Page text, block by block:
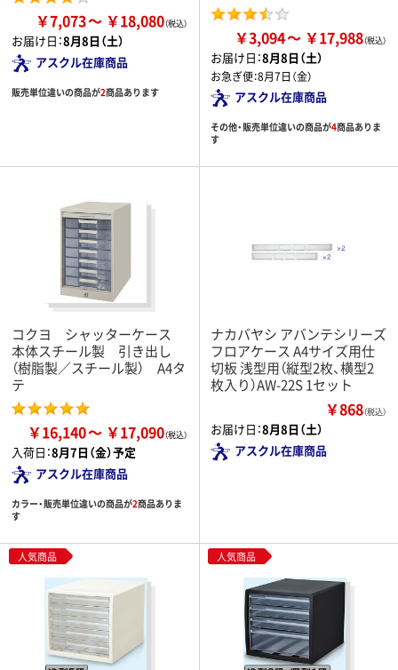
￥7,073 ￥18,080
お届け日：8月8日（土）
アスクル在庫商品
販売単位違いの商品が2商品あります
￥3,094 ￥17,988
お届け日：8月8日（土）
お急ぎ便：8月7日（金）
アスクル在庫商品
その他・販売単位違いの商品が4商品ありま
す
コクヨ シャッターケース
本体スチール製 引き出し
（樹脂製／スチール製） A4タ
テ
￥16,140 ￥17,090
入荷日：8月7日（金）予定
アスクル在庫商品
カラー・販売単位違いの商品が2商品ありま
す
ナカバヤシ アバンテシリーズ
フロアケース A4サイズ用仕
切板 浅型用（縦型2枚、横型2
枚入り）AW-22S 1セット
￥868（税込）
お届け日：8月8日（土）
アスクル在庫商品
人気商品 人気商品